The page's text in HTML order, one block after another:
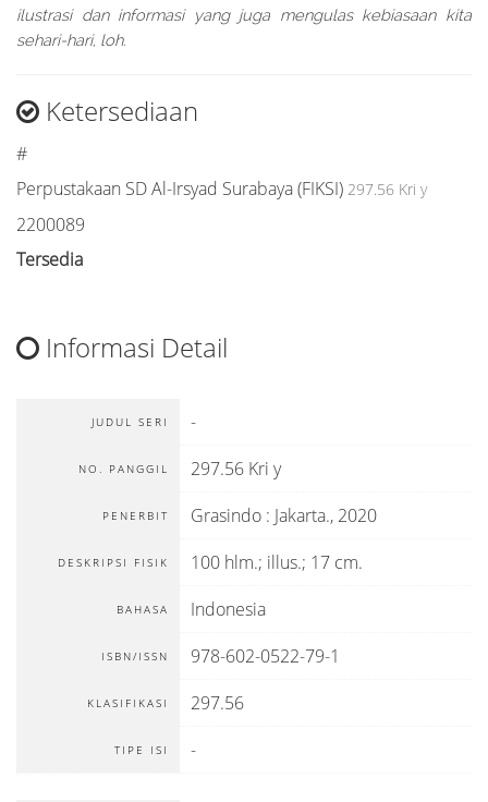
ilustrasi dan informasi yang juga mengulas kebiasaan kita
sehari-hari, loh.
Ketersediaan
#
Perpustakaan SD Al-Irsyad Surabaya (FIKSI) 297.56 Kri y
2200089
Tersedia
Informasi Detail
JUDUL SERI -
NO. PANGGIL 297.56 Kri y
PENERBIT Grasindo : Jakarta., 2020
DESKRIPSI FISIK 100 hlm.; illus.; 17 cm.
BAHASA Indonesia
ISBN/ISSN 978-602-0522-79-1
KLASIFIKASI 297.56
TIPE ISI -